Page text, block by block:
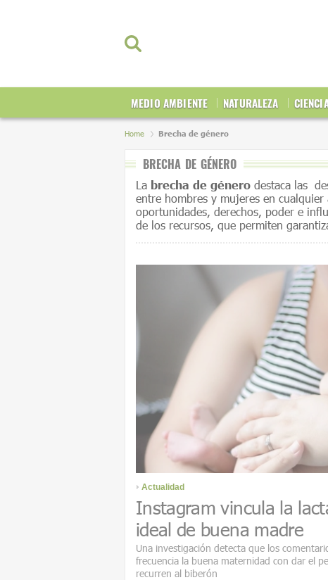
MEDIO AMBIENTE NATURALEZA
Home Brecha de género
BRECHA DE GÉNERO
La brecha de género destaca las
entre hombres y mujeres en
oportunidades, derechos, poder e
de los recursos, que permiten
Actualidad
Instagram vincula la
ideal de buena madre
Una investigación detecta que los
frecuencia la buena maternidad con dar el
recurren al biberón